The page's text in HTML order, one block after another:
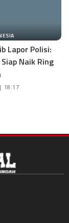
Lapor Polisi:
Naik Ring
18:17